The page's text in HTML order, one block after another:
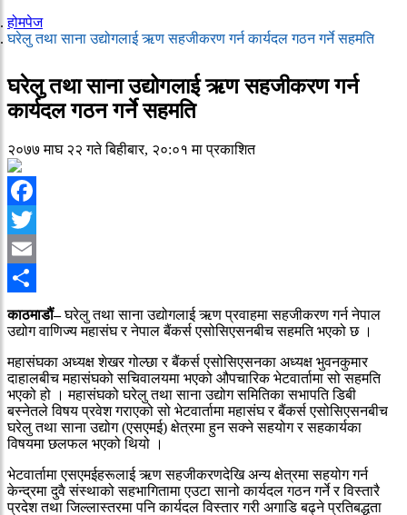
होमपेज
घरेलु तथा साना उद्योगलाई ऋण सहजीकरण गर्न कार्यदल गठन गर्ने सहमति
घरेलु तथा साना उद्योगलाई ऋण सहजीकरण गर्न
कार्यदल गठन गर्ने सहमति
२०७७ माघ २२ गते बिहीबार, २०:०१ मा प्रकाशित
Facebook
Twitter
Email
Share
काठमाडौं–घरेलु तथा साना उद्योगलाई ऋण प्रवाहमा सहजीकरण गर्न नेपाल
उद्योग वाणिज्य महासंघ र नेपाल बैंकर्स एसोसिएसनबीच सहमति भएको छ ।
महासंघका अध्यक्ष शेखर गोल्छा र बैंकर्स एसोसिएसनका अध्यक्ष भुवनकुमार
दाहालबीच महासंघको सचिवालयमा भएको औपचारिक भेटवार्तामा सो सहमति
भएको हो । महासंघको घरेलु तथा साना उद्योग समितिका सभापति डिबी
बस्नेतले विषय प्रवेश गराएको सो भेटवार्तामा महासंघ र बैंकर्स एसोसिएसनबीच
घरेलु तथा साना उद्योग (एसएमई) क्षेत्रमा हुन सक्ने सहयोग र सहकार्यका
विषयमा छलफल भएको थियो ।
भेटवार्तामा एसएमईहरूलाई ऋण सहजीकरणदेखि अन्य क्षेत्रमा सहयोग गर्न
केन्द्रमा दुवै संस्थाको सहभागितामा एउटा सानो कार्यदल गठन गर्ने र विस्तारै
प्रदेश तथा जिल्लास्तरमा पनि कार्यदल विस्तार गरी अगाडि बढ्ने प्रतिबद्धता